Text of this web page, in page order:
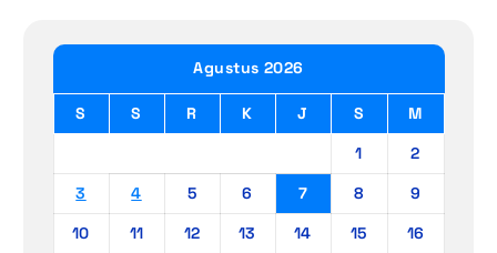
Agustus 2026
S S R K J S
M
1
2
3
4 5 6 7 8
9
10
11 12 13 14 15
16